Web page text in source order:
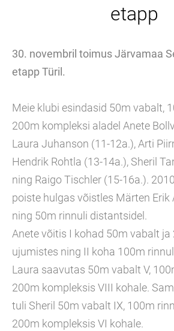
etapp
30. novembril toimus Järvamaa
etapp Türil.
Meie klubi esindasid 50m vabalt,
200m kompleksi aladel Anete
Laura Juhanson (11-12a.), Arti
Hendrik Rohtla (13-14a.), Sheril
ning Raigo Tischler (15-16a.).
poiste hulgas võistles Märten Erik
ning 50m rinnuli distantsidel.
Anete võitis I kohad 50m vabalt
ujumistes ning II koha 100m
Laura saavutas 50m vabalt V,
200m kompleksis VIII kohale.
tuli Sheril 50m vabalt IX, 100m
200m kompleksis VI kohale.